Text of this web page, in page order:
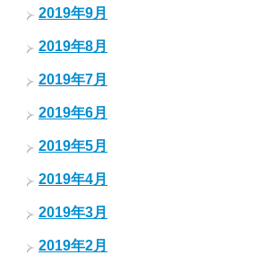
2019年9月
2019年8月
2019年7月
2019年6月
2019年5月
2019年4月
2019年3月
2019年2月